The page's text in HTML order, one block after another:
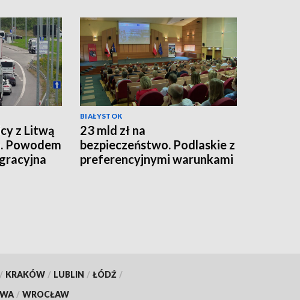
z Litwą
Powodem
BIAŁYSTOK
23 mld zł na
bezpieczeństwo. Podlaskie z
preferencyjnymi warunkami
/ KRAKÓW / LUBLIN / ŁÓDŹ /
/ WROCŁAW